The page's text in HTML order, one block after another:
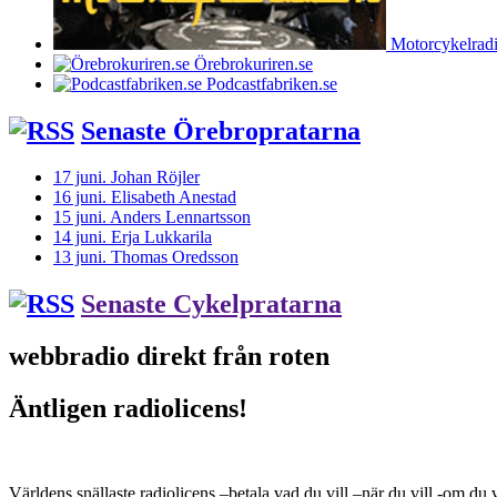
Örebrokuriren.se
Podcastfabriken.se
Senaste Örebropratarna
17 juni. Johan Röjler
16 juni. Elisabeth Anestad
15 juni. Anders Lennartsson
14 juni. Erja Lukkarila
13 juni. Thomas Oredsson
Senaste Cykelpratarna
webbradio direkt från roten
Äntligen radiolicens!
Världens snällaste radiolicens –betala vad du vill –när du vill -om du